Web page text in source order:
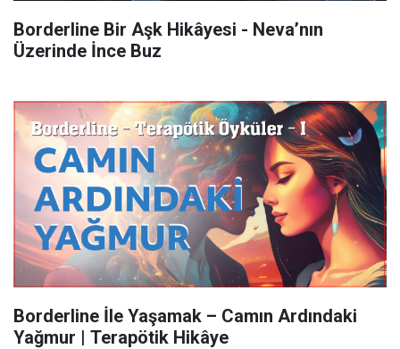
Borderline Bir Aşk Hikâyesi - Neva’nın
Üzerinde İnce Buz
Borderline İle Yaşamak – Camın Ardındaki
Yağmur | Terapötik Hikâye